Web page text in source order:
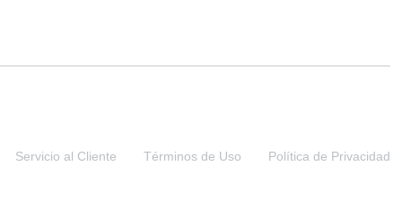
Servicio al Cliente Términos de Uso Política de Privacidad